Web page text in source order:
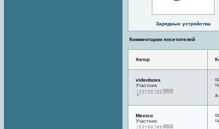
Зарядные устройства
Комментарии посетителей
Автор
videoboss
Участник
а
Mexico
Участник